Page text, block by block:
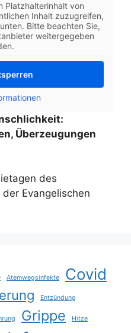
Platzhalterinhalt von
Inhalt zuzugreifen,
Bitte beachten Sie,
weitergegeben
Überzeugungen
des
Evangelischen
Atemwegsinfekte Covid
Entzündung
Grippe Hitze